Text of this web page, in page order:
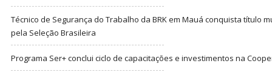
Técnico de Segurança do Trabalho da BRK em Mauá conquista título
pela Seleção Brasileira
Programa Ser+ conclui ciclo de capacitações e investimentos na